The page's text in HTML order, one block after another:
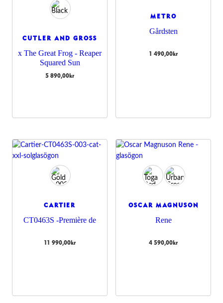
CUTLER AND GROSS
x The Great Frog - Reaper
Squared Sun
5 890,00kr
METRO
Gårdsten
1 490,00kr
CARTIER
CT0463S -Première de
11 990,00kr
OSCAR MAGNUSON
Rene
4 590,00kr